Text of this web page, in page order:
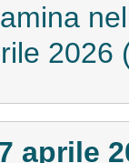
2026
aprile